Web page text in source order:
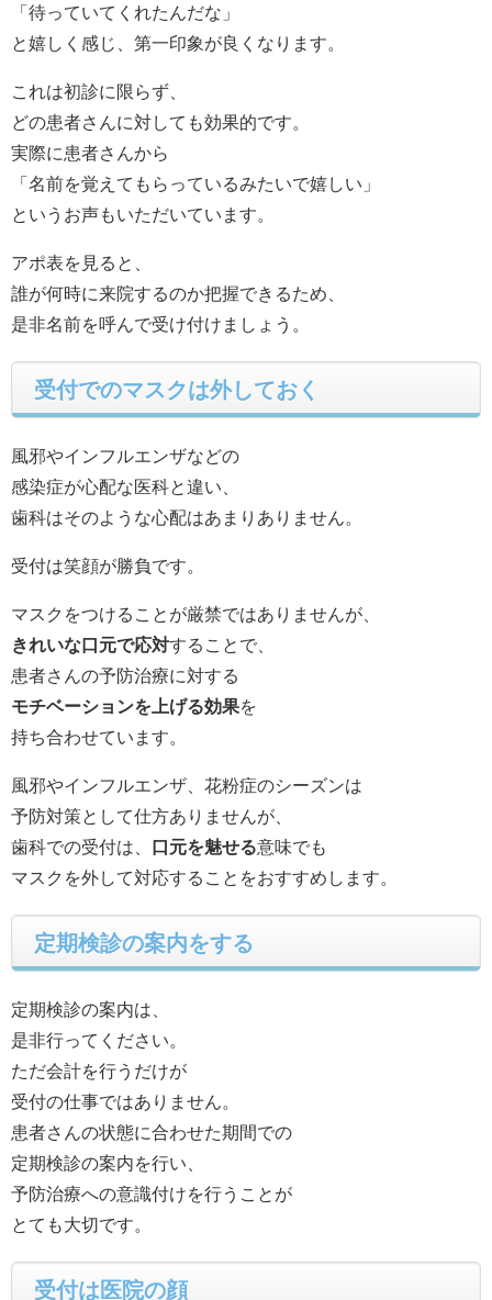
「待っていてくれたんだな」
と嬉しく感じ、第一印象が良くなります。
これは初診に限らず、
どの患者さんに対しても効果的です。
実際に患者さんから
「名前を覚えてもらっているみたいで嬉しい」
というお声もいただいています。
アポ表を見ると、
誰が何時に来院するのか把握できるため、
是非名前を呼んで受け付けましょう。
受付でのマスクは外しておく
風邪やインフルエンザなどの
感染症が心配な医科と違い、
歯科はそのような心配はあまりありません。
受付は笑顔が勝負です。
マスクをつけることが厳禁ではありませんが、
きれいな口元で応対することで、
患者さんの予防治療に対する
モチベーションを上げる効果を
持ち合わせています。
風邪やインフルエンザ、花粉症のシーズンは
予防対策として仕方ありませんが、
歯科での受付は、
口元を魅せる意味でも
マスクを外して対応することをおすすめします。
定期検診の案内をする
定期検診の案内は、
是非行ってください。
ただ会計を行うだけが
受付の仕事ではありません。
患者さんの状態に合わせた期間での
定期検診の案内を行い、
予防治療への意識付けを行うことが
とても大切です。
受付は医院の顔